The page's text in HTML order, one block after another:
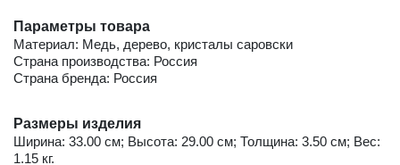
Параметры товара
Материал: Медь, дерево, кристалы саровски
Страна производства: Россия
Страна бренда: Россия
Размеры изделия
Ширина: 33.00 см; Высота: 29.00 см; Толщина: 3.50 см; Вес:
1.15 кг.